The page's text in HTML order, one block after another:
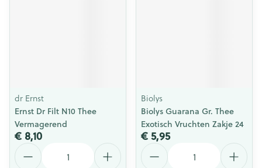
dr Ernst
Ernst Dr Filt N10 Thee
Vermagerend
€ 8,10
Biolys
Biolys Guarana Gr. Thee
Exotisch Vruchten Zakje 24
€ 5,95
Aantal